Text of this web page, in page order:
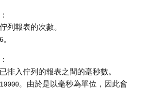
：
列報表的次數。
6。
：
排入佇列的報表之間的毫秒數。
10000。由於是以毫秒為單位，因此會